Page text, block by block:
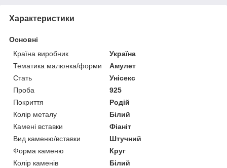
Характеристики
Основні
Країна виробник
Україна
Тематика малюнка/форми
Амулет
Стать
Унісекс
Проба
925
Покриття
Родій
Колір металу
Білий
Камені вставки
Фіаніт
Вид каменю/вставки
Штучний
Форма каменю
Круг
Колір каменів
Білий